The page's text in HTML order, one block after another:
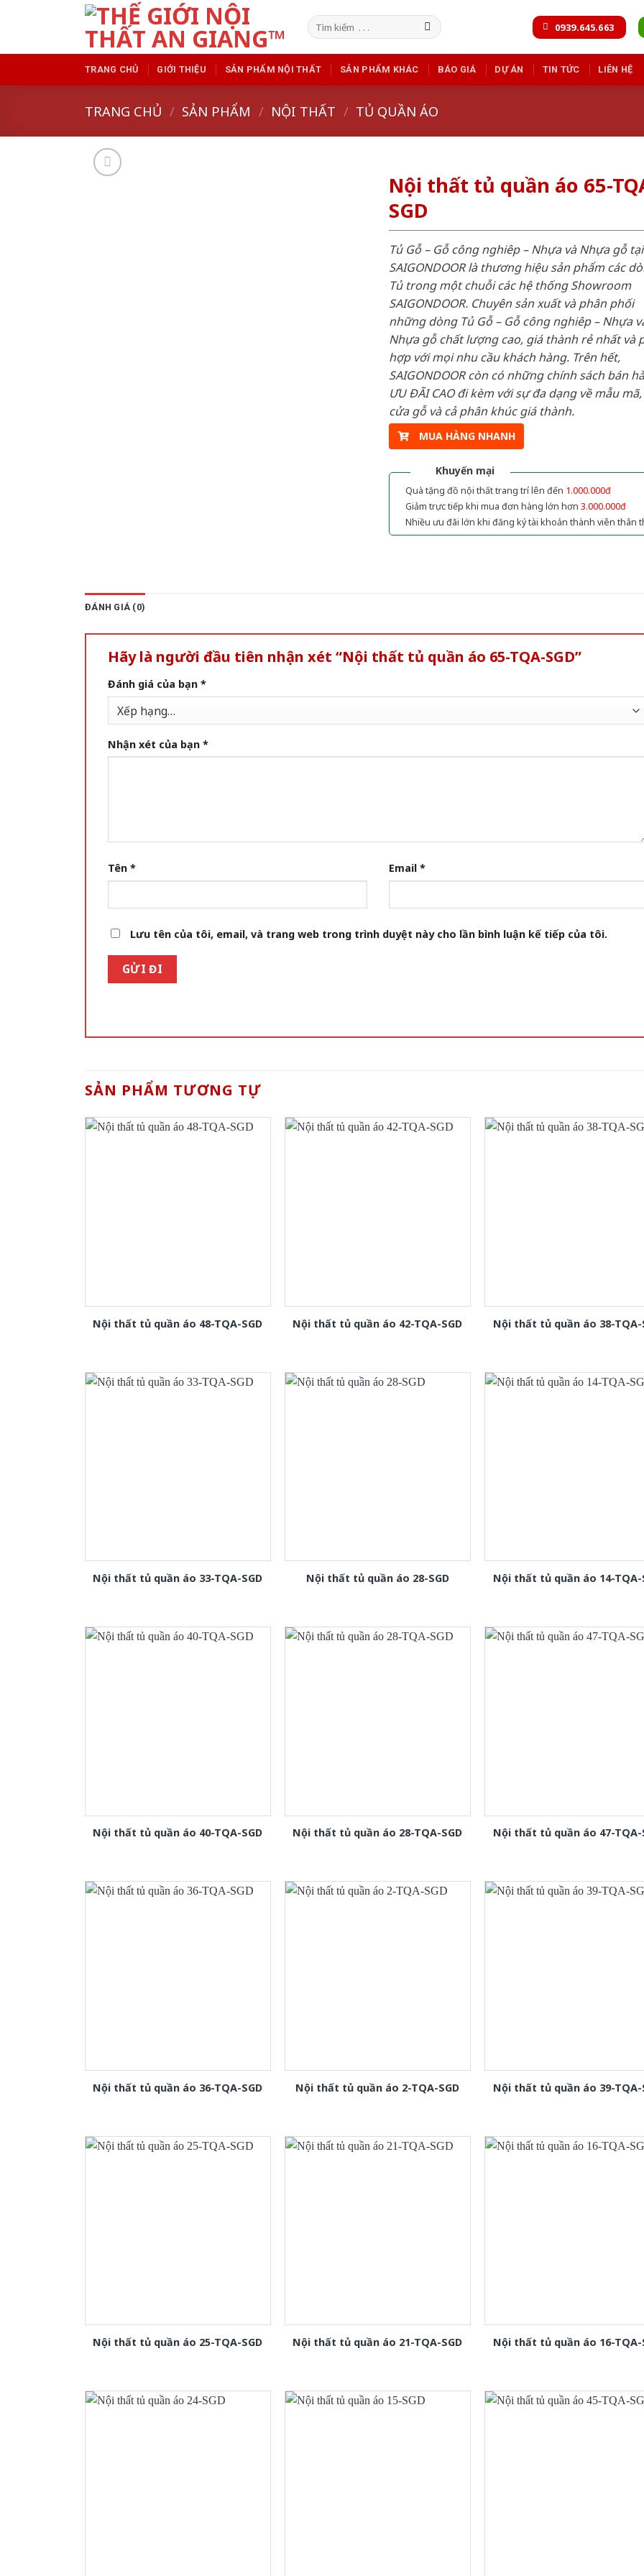
Tìm
kiếm:
0939.645.663
TRANG CHỦ GIỚI THIỆU SẢN PHẨM NỘI THẤT SẢN PHẨM KHÁC BÁO GIÁ DỰ ÁN TIN TỨC LIÊN HỆ
TRANG CHỦ / SẢN PHẨM / NỘI THẤT / TỦ QUẦN ÁO
Nội thất tủ quần áo 65-
SGD
Tủ Gỗ – Gỗ công nghiêp – Nhựa và Nhựa gỗ tại
SAIGONDOOR là thương hiệu sản phẩm các
Tủ trong một chuỗi các hệ thống Showroom
SAIGONDOOR. Chuyên sản xuất và phân phối
những dòng Tủ Gỗ – Gỗ công nghiêp – Nhựa
Nhựa gỗ chất lượng cao, giá thành rẻ nhất và
hợp với mọi nhu cầu khách hàng. Trên hết,
SAIGONDOOR còn có những chính sách bán
ƯU ĐÃI CAO đi kèm với sự đa dạng về mẫu
cửa gỗ và cả phân khúc giá thành.
MUA HÀNG NHANH
Khuyến mại
Quà tặng đồ nội thất trang trí lên đến 1.000.000đ
Giảm trực tiếp khi mua đơn hàng lớn hơn 3.000.000đ
Nhiều ưu đãi lớn khi đăng ký tài khoản thành viên thân
ĐÁNH GIÁ (0)
Hãy là người đầu tiên nhận xét “Nội thất tủ quần áo 65-TQA-SGD”
Đánh giá của bạn *
Nhận xét của bạn *
Tên * Email *
Lưu tên của tôi, email, và trang web trong trình duyệt này cho lần bình luận kế tiếp của tôi.
SẢN PHẨM TƯƠNG TỰ
Nội thất tủ quần áo 48-TQA-SGD Nội thất tủ quần áo 42-TQA-SGD Nội thất tủ quần áo 38-TQA-
Nội thất tủ quần áo 33-TQA-SGD Nội thất tủ quần áo 28-SGD Nội thất tủ quần áo 14-TQA-
Nội thất tủ quần áo 40-TQA-SGD Nội thất tủ quần áo 28-TQA-SGD Nội thất tủ quần áo 47-TQA-
Nội thất tủ quần áo 36-TQA-SGD Nội thất tủ quần áo 2-TQA-SGD Nội thất tủ quần áo 39-TQA-
Nội thất tủ quần áo 25-TQA-SGD Nội thất tủ quần áo 21-TQA-SGD Nội thất tủ quần áo 16-TQA-